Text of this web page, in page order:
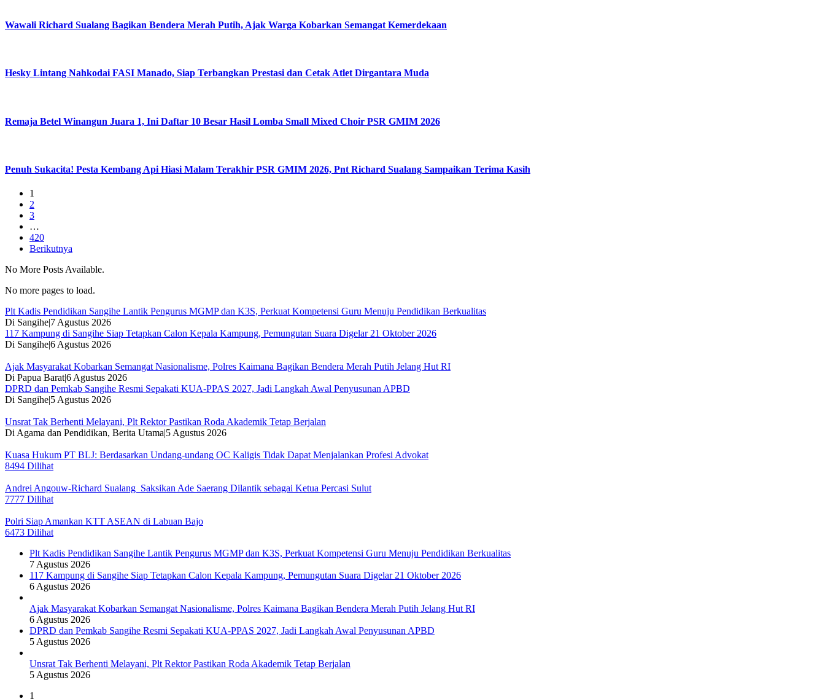
Wawali Richard Sualang Bagikan Bendera Merah Putih, Ajak Warga Kobarkan Semangat Kemerdekaan
Hesky Lintang Nahkodai FASI Manado, Siap Terbangkan Prestasi dan Cetak Atlet Dirgantara Muda
Remaja Betel Winangun Juara 1, Ini Daftar 10 Besar Hasil Lomba Small Mixed Choir PSR GMIM 2026
Penuh Sukacita! Pesta Kembang Api Hiasi Malam Terakhir PSR GMIM 2026, Pnt Richard Sualang Sampaikan Terima Kasih
1
2
3
…
420
Berikutnya
No More Posts Available.
No more pages to load.
Plt Kadis Pendidikan Sangihe Lantik Pengurus MGMP dan K3S, Perkuat Kompetensi Guru Menuju Pendidikan Berkualitas
Di Sangihe 7 Agustus 2026
117 Kampung di Sangihe Siap Tetapkan Calon Kepala Kampung, Pemungutan Suara Digelar 21 Oktober 2026
Di Sangihe6 Agustus 2026
Ajak Masyarakat Kobarkan Semangat Nasionalisme, Polres Kaimana Bagikan Bendera Merah Putih Jelang Hut RI
Di Papua Barat|6 Agustus 2026
DPRD dan Pemkab Sangihe Resmi Sepakati KUA-PPAS 2027, Jadi Langkah Awal Penyusunan APBD
Di Sangihe 5 Agustus 2026
Unsrat Tak Berhenti Melayani, Plt Rektor Pastikan Roda Akademik Tetap Berjalan
Di Agama dan Pendidikan, Berita Utama 5 Agustus 2026
Kuasa Hukum PT BLJ: Berdasarkan Undang-undang OC Kaligis Tidak Dapat Menjalankan Profesi Advokat
8494 Dilihat
Andrei Angouw-Richard Sualang Saksikan Ade Saerang Dilantik sebagai Ketua Percasi Sulut
7777 Dilihat
Polri Siap Amankan KTT ASEAN di Labuan Bajo
6473 Dilihat
Plt Kadis Pendidikan Sangihe Lantik Pengurus MGMP dan K3S, Perkuat Kompetensi Guru Menuju Pendidikan Berkualitas
7 Agustus 2026
117 Kampung di Sangihe Siap Tetapkan Calon Kepala Kampung, Pemungutan Suara Digelar 21 Oktober 2026
6 Agustus 2026
Ajak Masyarakat Kobarkan Semangat Nasionalisme, Polres Kaimana Bagikan Bendera Merah Putih Jelang Hut RI
6 Agustus 2026
DPRD dan Pemkab Sangihe Resmi Sepakati KUA-PPAS 2027, Jadi Langkah Awal Penyusunan APBD
5 Agustus 2026
Unsrat Tak Berhenti Melayani, Plt Rektor Pastikan Roda Akademik Tetap Berjalan
5 Agustus 2026
1